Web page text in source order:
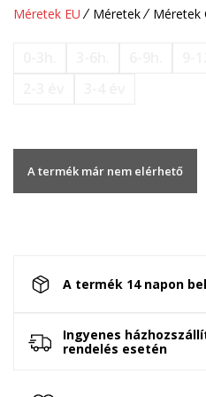
Méretek EU Méretek Méretek
A termék már nem elérhető
A termék 14 napon
Ingyenes
rendelés esetén